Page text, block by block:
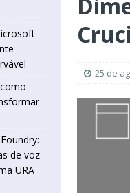
Orchestration
tudo para um LLM
de 2026 ]
Vibe Coding
25 de
de voz
URA